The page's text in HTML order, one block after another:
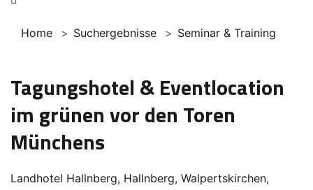
Home Suchergebnisse Seminar & Training
Tagungshotel & Eventlocation
im grünen vor den Toren
Münchens
Landhotel Hallnberg, Hallnberg, Walpertskirchen,